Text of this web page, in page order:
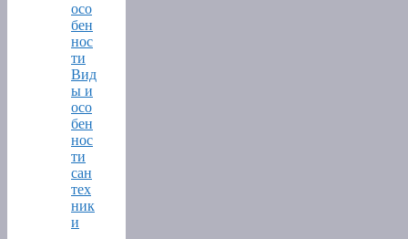
осо
бен
нос
ти
Вид
ы и
осо
бен
нос
ти
сан
тех
ник
и